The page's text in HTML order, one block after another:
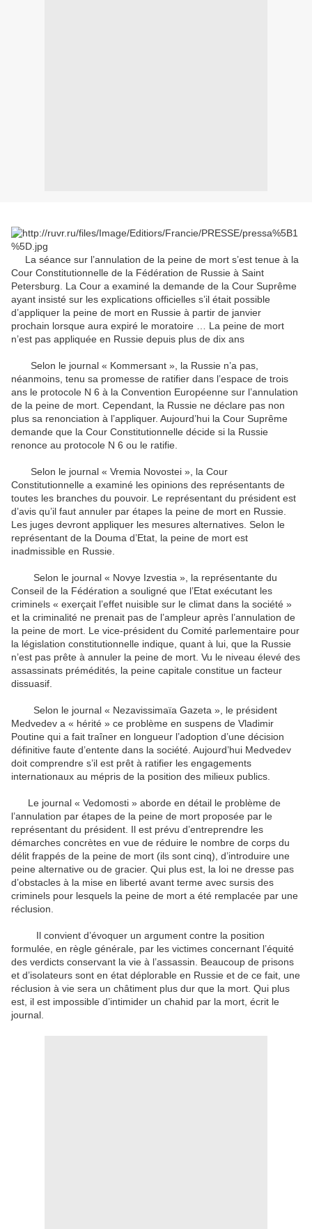
La séance sur l’annulation de la peine de mort s’est tenue à la
Cour Constitutionnelle de la Fédération de Russie à Saint
Petersburg. La Cour a examiné la demande de la Cour Suprême
ayant insisté sur les explications officielles s’il était possible
d’appliquer la peine de mort en Russie à partir de janvier
prochain lorsque aura expiré le moratoire … La peine de mort
n’est pas appliquée en Russie depuis plus de dix ans
Selon le journal « Kommersant », la Russie n’a pas,
néanmoins, tenu sa promesse de ratifier dans l’espace de trois
ans le protocole N 6 à la Convention Européenne sur l’annulation
de la peine de mort. Cependant, la Russie ne déclare pas non
plus sa renonciation à l’appliquer. Aujourd’hui la Cour Suprême
demande que la Cour Constitutionnelle décide si la Russie
renonce au protocole N 6 ou le ratifie.
Selon le journal « Vremia Novostei », la Cour
Constitutionnelle a examiné les opinions des représentants de
toutes les branches du pouvoir. Le représentant du président est
d’avis qu’il faut annuler par étapes la peine de mort en Russie.
Les juges devront appliquer les mesures alternatives. Selon le
représentant de la Douma d’Etat, la peine de mort est
inadmissible en Russie.
Selon le journal « Novye Izvestia », la représentante du
Conseil de la Fédération a souligné que l’Etat exécutant les
criminels « exerçait l’effet nuisible sur le climat dans la société »
et la criminalité ne prenait pas de l’ampleur après l’annulation de
la peine de mort. Le vice-président du Comité parlementaire pour
la législation constitutionnelle indique, quant à lui, que la Russie
n’est pas prête à annuler la peine de mort. Vu le niveau élevé des
assassinats prémédités, la peine capitale constitue un facteur
dissuasif.
Selon le journal « Nezavissimaïa Gazeta », le président
Medvedev a « hérité » ce problème en suspens de Vladimir
Poutine qui a fait traîner en longueur l’adoption d’une décision
définitive faute d’entente dans la société. Aujourd’hui Medvedev
doit comprendre s’il est prêt à ratifier les engagements
internationaux au mépris de la position des milieux publics.
Le journal « Vedomosti » aborde en détail le problème de
l’annulation par étapes de la peine de mort proposée par le
représentant du président. Il est prévu d’entreprendre les
démarches concrètes en vue de réduire le nombre de corps du
délit frappés de la peine de mort (ils sont cinq), d’introduire une
peine alternative ou de gracier. Qui plus est, la loi ne dresse pas
d’obstacles à la mise en liberté avant terme avec sursis des
criminels pour lesquels la peine de mort a été remplacée par une
réclusion.
Il convient d’évoquer un argument contre la position
formulée, en règle générale, par les victimes concernant l’équité
des verdicts conservant la vie à l’assassin. Beaucoup de prisons
et d’isolateurs sont en état déplorable en Russie et de ce fait, une
réclusion à vie sera un châtiment plus dur que la mort. Qui plus
est, il est impossible d’intimider un chahid par la mort, écrit le
journal.